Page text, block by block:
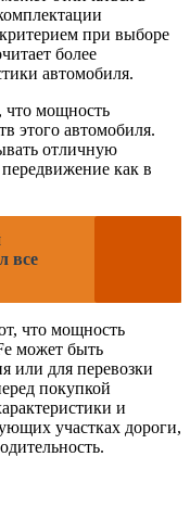
при выборе
более
автомобиля.
что мощность
этого автомобиля.
отличную
как в
все
что мощность
может быть
или для перевозки
покупкой
и
участках дороги,